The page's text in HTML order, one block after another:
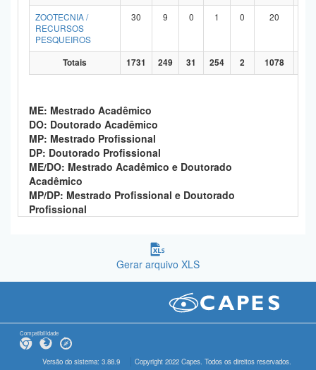
ZOOTECNIA /
RECURSOS
PESQUEIROS
30 9 0 1 0 20
Totais 1731 249 31 254 2 1078
ME: Mestrado Acadêmico
DO: Doutorado Acadêmico
MP: Mestrado Profissional
DP: Doutorado Profissional
ME/DO: Mestrado Acadêmico e Doutorado
Acadêmico
MP/DP: Mestrado Profissional e Doutorado
Profissional
Gerar arquivo XLS
Compatibilidade
Versão do sistema: 3.88.9 Copyright 2022 Capes. Todos os direitos reservados.